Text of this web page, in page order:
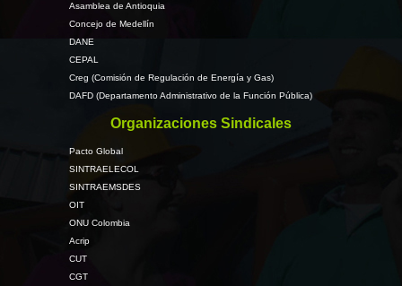
Asamblea de Antioquia
Concejo de Medellín
DANE
CEPAL
Creg (Comisión de Regulación de Energía y Gas)
DAFD (Departamento Administrativo de la Función Pública)
Organizaciones Sindicales
Pacto Global
SINTRAELECOL
SINTRAEMSDES
OIT
ONU Colombia
Acrip
CUT
CGT